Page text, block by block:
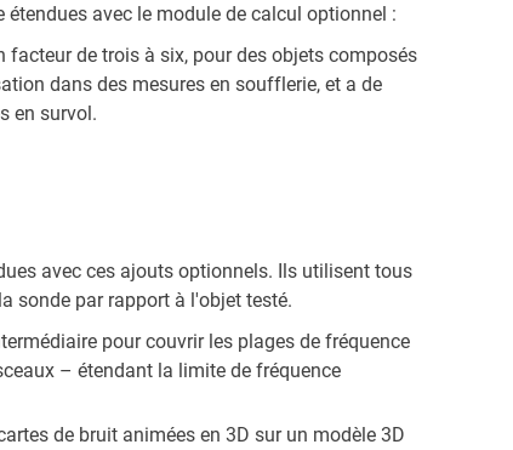
avec le module de calcul optionnel :
de trois à six, pour des objets composés
dans des mesures en soufflerie, et a de
en survol.
avec ces ajouts optionnels. Ils utilisent tous
sonde par rapport à l'objet testé.
pour couvrir les plages de fréquence
– étendant la limite de fréquence
de bruit animées en 3D sur un modèle 3D